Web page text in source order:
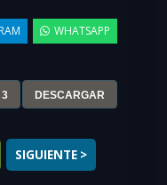
WHATSAPP
3 DESCARGAR
SIGUIENTE >